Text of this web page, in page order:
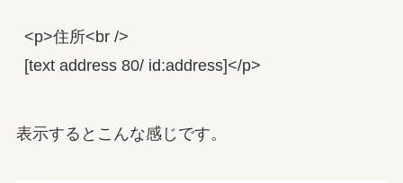
<p>住所<br />
[text address 80/ id:address]</p>
表示するとこんな感じです。